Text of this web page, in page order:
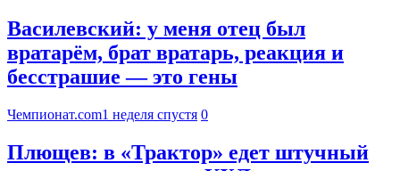
Василевский: у меня отец был
вратарём, брат вратарь, реакция и
бесстрашие — это гены
Чемпионат.com1 неделя спустя 0
Плющев: в «Трактор» едет штучный